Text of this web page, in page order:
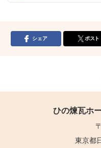
シェア ポスト
ひの煉瓦ホ
東京都